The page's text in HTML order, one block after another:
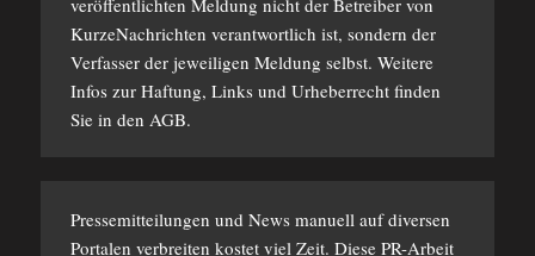
veröffentlichten Meldung nicht der Betreiber von
KurzeNachrichten verantwortlich ist, sondern der
Verfasser der jeweiligen Meldung selbst. Weitere
Infos zur Haftung, Links und Urheberrecht finden
Sie in den AGB.
Pressemitteilungen und News manuell auf diversen
Portalen verbreiten kostet viel Zeit. Diese PR-Arbeit